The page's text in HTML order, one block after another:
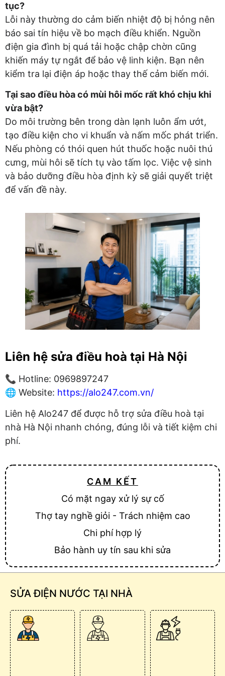
tục?
Lỗi này thường do cảm biến nhiệt độ bị hỏng nên
báo sai tín hiệu về bo mạch điều khiển. Nguồn
điện gia đình bị quá tải hoặc chập chờn cũng
khiến máy tự ngắt để bảo vệ linh kiện. Bạn nên
kiểm tra lại điện áp hoặc thay thế cảm biến mới.
Tại sao điều hòa có mùi hôi mốc rất khó chịu khi
vừa bật?
Do môi trường bên trong dàn lạnh luôn ẩm ướt,
tạo điều kiện cho vi khuẩn và nấm mốc phát triển.
Nếu phòng có thói quen hút thuốc hoặc nuôi thú
cưng, mùi hôi sẽ tích tụ vào tấm lọc. Việc vệ sinh
và bảo dưỡng điều hòa định kỳ sẽ giải quyết triệt
để vấn đề này.
Liên hệ sửa điều hoà tại Hà Nội
📞 Hotline: 0969897247
🌐 Website: https://alo247.com.vn/
Liên hệ Alo247 để được hỗ trợ sửa điều hoà tại
nhà Hà Nội nhanh chóng, đúng lỗi và tiết kiệm chi
phí.
CAM KẾT
Có mặt ngay xử lý sự cố
Thợ tay nghề giỏi - Trách nhiệm cao
Chi phí hợp lý
Bảo hành uy tín sau khi sửa
SỬA ĐIỆN NƯỚC TẠI NHÀ